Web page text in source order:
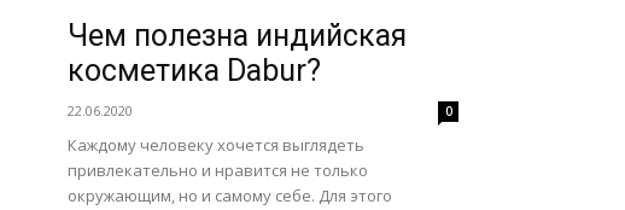
Чем полезна индийская
косметика Dabur?
22.06.2020 0
Каждому человеку хочется выглядеть
привлекательно и нравится не только
окружающим, но и самому себе. Для этого